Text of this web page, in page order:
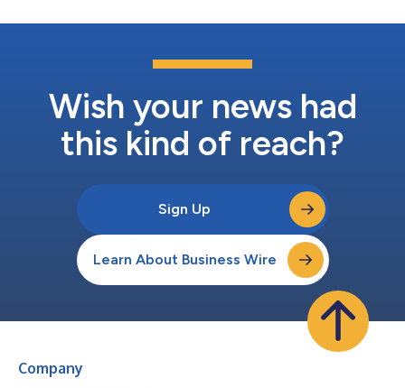
Wish your news had
this kind of reach?
Sign Up
Learn About Business Wire
Company